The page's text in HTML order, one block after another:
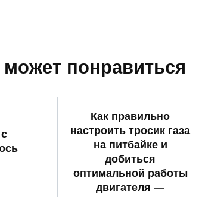
понравиться
Как правильно
настроить тросик газа
на питбайке и
добиться
оптимальной работы
двигателя —